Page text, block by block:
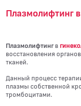
Плазмолифтинг
Плазмолифтингв
восстановления
тканей.
Данный процесс
плазмы собственной
тромбоцитами.